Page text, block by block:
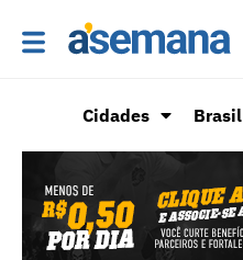
Cidades Brasil